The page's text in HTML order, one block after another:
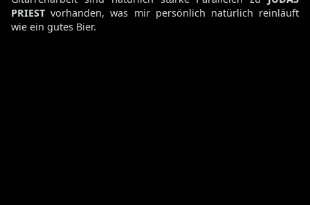
PRIEST vorhanden, was mir persönlich natürlich reinläuft
wie ein gutes Bier.